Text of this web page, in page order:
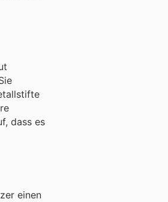
dass es
einen